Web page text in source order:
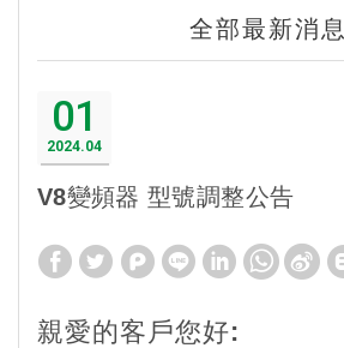
全部最新消息
01
04
2024
V8變頻器 型號調整公告
親愛的客戶您好: